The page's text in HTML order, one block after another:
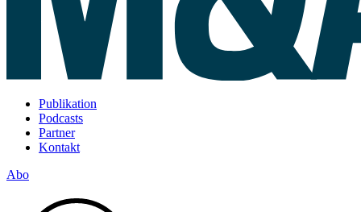
Publikation
Podcasts
Partner
Kontakt
Abo